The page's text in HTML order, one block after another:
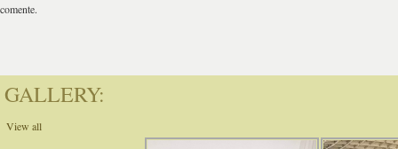
comente.
GALLERY:
View all